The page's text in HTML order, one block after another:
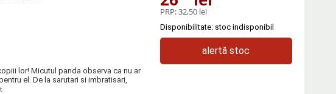
lor! Micutul panda observa ca nu ar
el. De la sarutari si imbratisari,
PRP:32,50 lei
Disponibilitate: stoc indisponibil
alertă stoc